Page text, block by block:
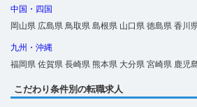
中国・四国
岡山県 広島県鳥取県島根県 山口県徳島県香川
九州・沖縄
福岡県佐賀県長崎県熊本県 大分県宮崎県 鹿児
こだわり条件別の転職求人